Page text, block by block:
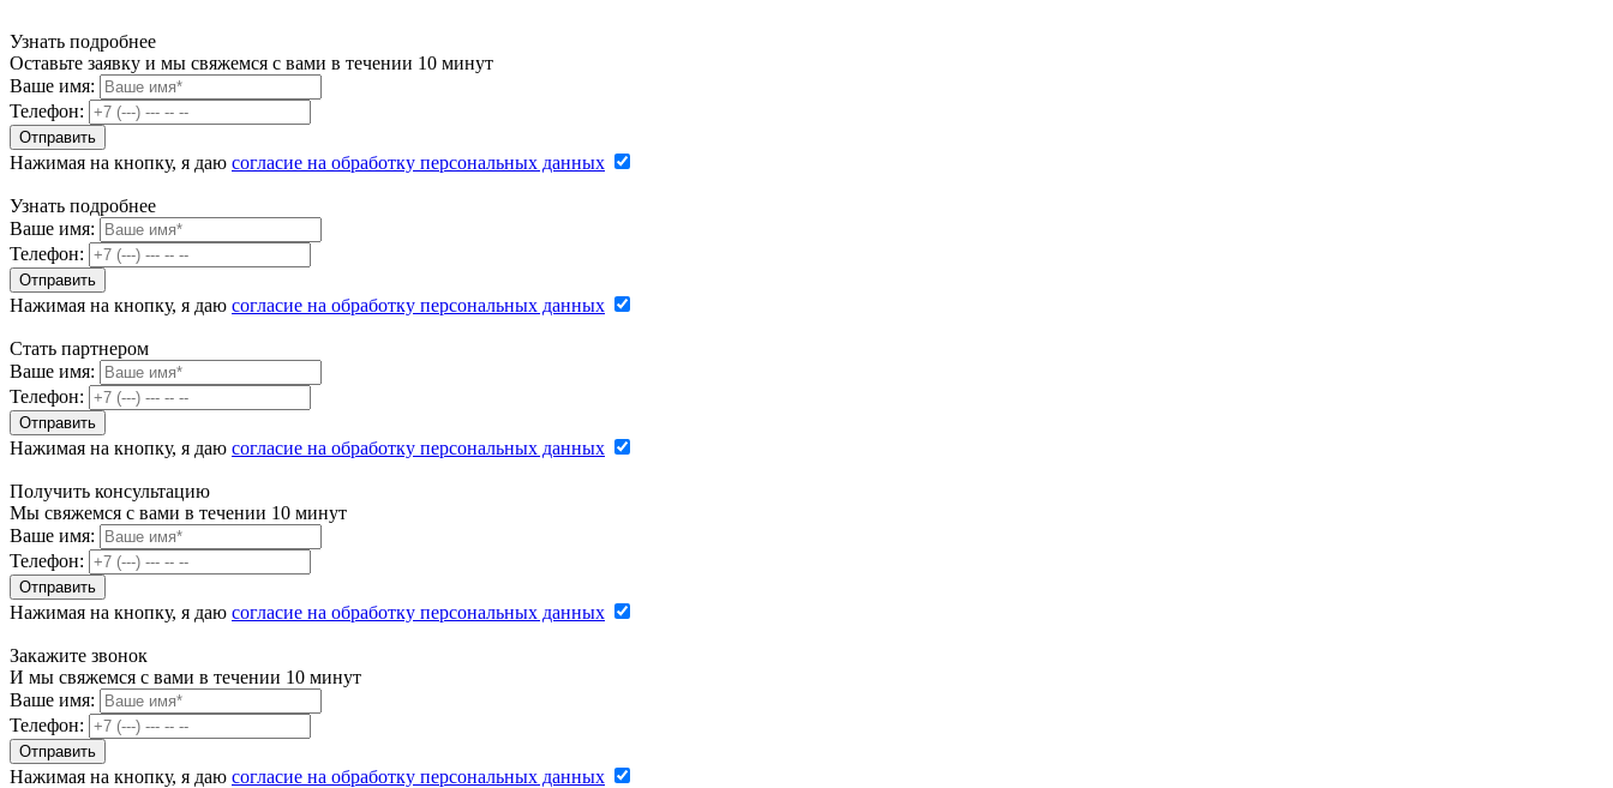
Узнать подробнее
Оставьте заявку и мы свяжемся с вами в течении 10 минут
Ваше имя:
Телефон:
Нажимая на кнопку, я даю согласие на обработку персональных данных
Узнать подробнее
Ваше имя:
Телефон:
Нажимая на кнопку, я даю согласие на обработку персональных данных
Стать партнером
Ваше имя:
Телефон:
Нажимая на кнопку, я даю согласие на обработку персональных данных
Получить консультацию
Мы свяжемся с вами в течении 10 минут
Ваше имя:
Телефон:
Нажимая на кнопку, я даю согласие на обработку персональных данных
Закажите звонок
И мы свяжемся с вами в течении 10 минут
Ваше имя:
Телефон:
Нажимая на кнопку, я даю согласие на обработку персональных данных